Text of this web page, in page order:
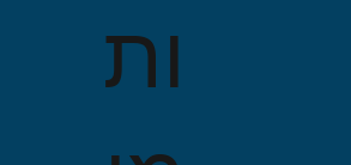
ות